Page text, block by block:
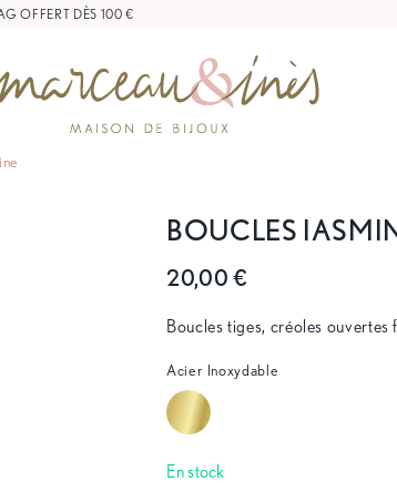
OFFERT DÈS 100 €
BOUCLES
20,00 €
Boucles tiges, créoles ouvertes
Acier Inoxydable
En stock